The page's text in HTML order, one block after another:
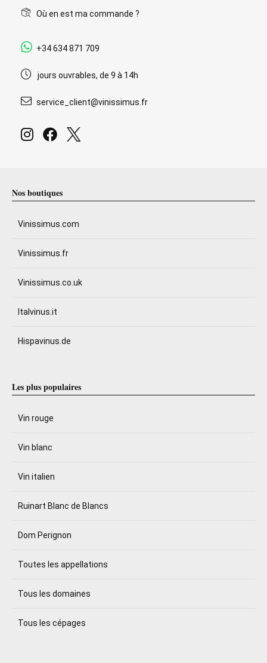
Où en est ma commande ?
+34 634 871 709
jours ouvrables, de 9 à 14h
service_client@vinissimus.fr
Nos boutiques
Vinissimus.com
Vinissimus.fr
Vinissimus.co.uk
Italvinus.it
Hispavinus.de
Les plus populaires
Vin rouge
Vin blanc
Vin italien
Ruinart Blanc de Blancs
Dom Perignon
Toutes les appellations
Tous les domaines
Tous les cépages